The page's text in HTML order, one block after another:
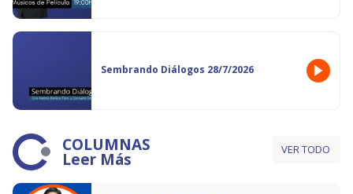
Sembrando Diálogos 28/7/2026
COLUMNAS
Leer Más VER TODO